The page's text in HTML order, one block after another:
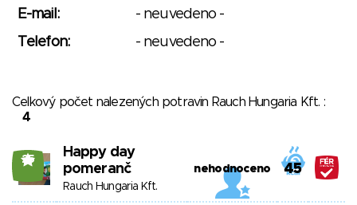
E-mail:
- neuvedeno -
Telefon:
- neuvedeno -
Celkový počet nalezených potravin Rauch Hungaria Kft. :
4
25
Happy day
pomeranč
Rauch Hungaria Kft.
nehodnoceno 45